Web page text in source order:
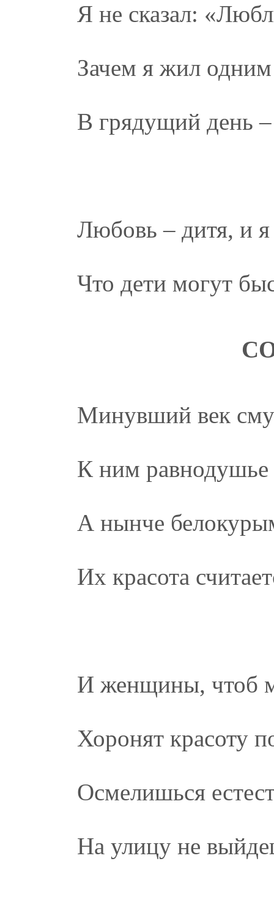
Я не сказал:
Зачем я жил
В грядущий день –
Любовь – дитя, и
Что дети могут
Минувший век
К ним равнодушье
А нынче
Их красота
И женщины, чтоб
Хоронят красоту
Осмелишься
На улицу не